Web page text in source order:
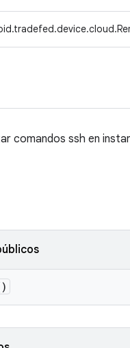
comandos ssh en